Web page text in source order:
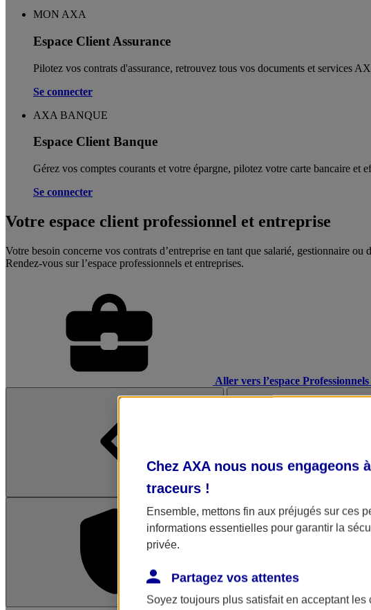
MON AXA
Espace Client Assurance
Pilotez vos contrats d'assurance, retrouvez tous vos documents et services
Se connecter
AXA BANQUE
Espace Client Banque
Gérez vos comptes courants et votre épargne, pilotez votre carte bancaire et
Se connecter
Votre espace client professionnel et entreprise
Votre besoin concerne vos contrats d’entreprise en tant que salarié, gestionnaire ou
Rendez-vous sur l’espace professionnels et entreprises.
Aller vers l’espace
L'application Mon AXA Assurance
Chez AXA nous nous
traceurs !
Ensemble, mettons fin aux préjugés sur ces
informations essentielles pour garantir la
privée.
Partagez vos attentes
Soyez toujours plus satisfait en acceptant les